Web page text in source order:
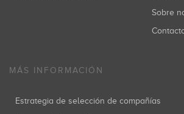
Sobre
MÁS INFORMACIÓN
Estrategia de selección de compañías